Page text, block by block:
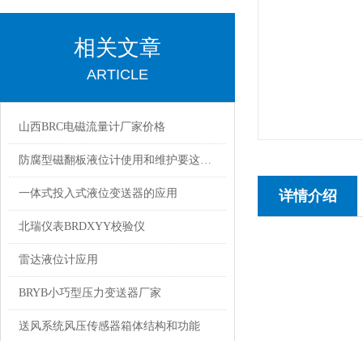
相关文章
ARTICLE
山西BRC电磁流量计厂家价格
防腐型磁翻板液位计使用和维护要这样做
一体式投入式液位变送器的应用
北瑞仪表BRDXYY校验仪
雷达液位计应用
BRYB小巧型压力变送器厂家
送风系统风压传感器箱体结构和功能
详情介绍